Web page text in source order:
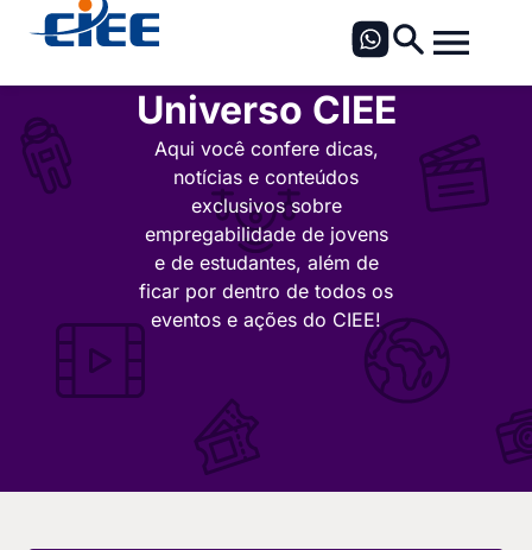
Universo CIEE
Aqui você confere dicas,
notícias e conteúdos
exclusivos sobre
empregabilidade de jovens
e de estudantes, além de
ficar por dentro de todos os
eventos e ações do CIEE!